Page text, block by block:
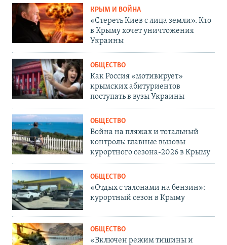
КРЫМ И ВОЙНА
«Стереть Киев с лица земли». Кто
в Крыму хочет уничтожения
Украины
ОБЩЕСТВО
Как Россия «мотивирует»
крымских абитуриентов
поступать в вузы Украины
ОБЩЕСТВО
Война на пляжах и тотальный
контроль: главные вызовы
курортного сезона-2026 в Крыму
ОБЩЕСТВО
«Отдых с талонами на бензин»:
курортный сезон в Крыму
ОБЩЕСТВО
«Включен режим тишины и